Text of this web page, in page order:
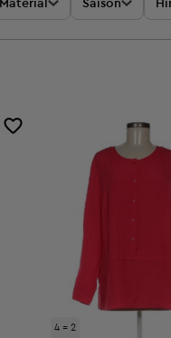
Material Saison
4 = 2